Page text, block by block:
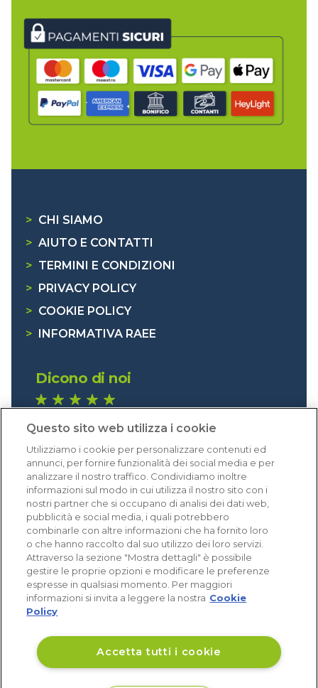
> CHI SIAMO
> AIUTO E CONTATTI
> TERMINI E CONDIZIONI
>
PRIVACY POLICY
> COOKIE POLICY
>
INFORMATIVA RAEE
Dicono di noi
Eccellente (4,8)
Acquisti verificati
Questo sito web utilizza i cookie
Utilizziamo i cookie per personalizzare contenuti ed
annunci, per fornire funzionalità dei social media e per
analizzare il nostro traffico. Condividiamo inoltre
informazioni sul modo in cui utilizza il nostro sito con i
nostri partner che si occupano di analisi dei dati web,
pubblicità e social media, i quali potrebbero
combinarle con altre informazioni che ha fornito loro
o che hanno raccolto dal suo utilizzo dei loro servizi.
Attraverso la sezione "Mostra dettagli" è possibile
gestire le proprie opzioni e modificare le preferenze
espresse in qualsiasi momento. Per maggiori
informazioni si invita a leggere la nostra Cookie
Policy
Accetta tutti i cookie